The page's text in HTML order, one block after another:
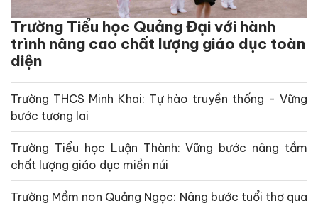
Trường Tiểu học Quảng Đại với hành
trình nâng cao chất lượng giáo dục toàn
diện
Trường THCS Minh Khai: Tự hào truyền thống - Vững
bước tương lai
Trường Tiểu học Luận Thành: Vững bước nâng tầm
chất lượng giáo dục miền núi
Trường Mầm non Quảng Ngọc: Nâng bước tuổi thơ qua